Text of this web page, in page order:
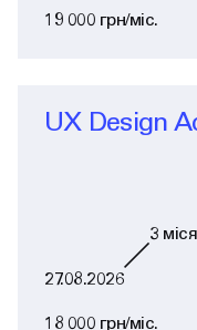
19 000 грн/міс.
UX Design
27.08.2026
3
18 000 грн/міс.